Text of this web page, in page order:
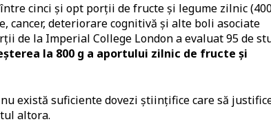
cinci și opt porții de fructe și legume zilnic
cancer, deteriorare cognitivă și alte boli asociate
de la Imperial College London a evaluat 95 de
la 800 g a aportului zilnic de fructe și
există suficiente dovezi științifice care să
altora.